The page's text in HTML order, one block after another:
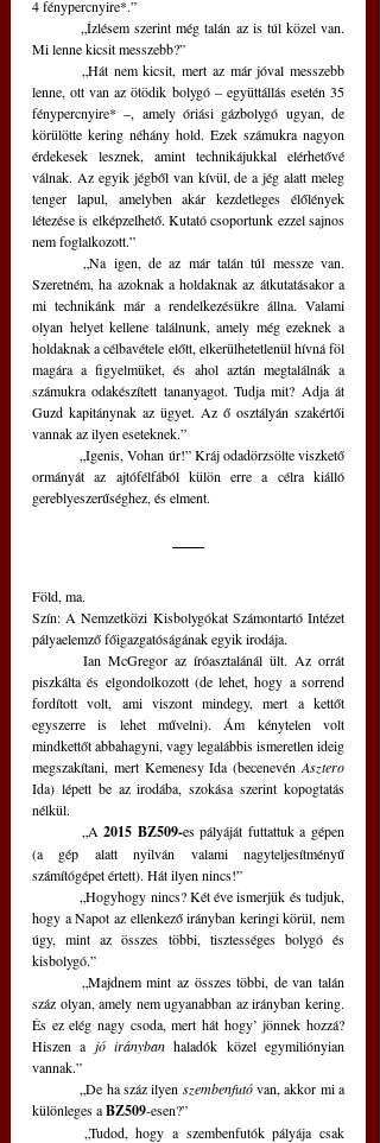
4 fénypercnyire*.”
Mi lenne kicsit messzebb?”
lenne, ott van az ötödik bolygó – együttállás esetén 35
fénypercnyire* –, amely óriási gázbolygó ugyan, de
körülötte kering néhány hold. Ezek számukra nagyon
érdekesek lesznek, amint technikájukkal elérhetővé
válnak. Az egyik jégből van kívül, de a jég alatt meleg
tenger lapul, amelyben akár kezdetleges élőlények
létezése is elképzelhető. Kutató csoportunk ezzel sajnos
nem foglalkozott.”
Szeretném, ha azoknak a holdaknak az átkutatásakor a
mi technikánk már a rendelkezésükre állna. Valami
olyan helyet kellene találnunk, amely még ezeknek a
holdaknak a célbavétele előtt, elkerülhetetlenül hívná föl
magára a figyelmüket, és ahol aztán megtalálnák a
számukra odakészített tananyagot. Tudja mit? Adja át
Guzd kapitánynak az ügyet. Az ő osztályán szakértői
vannak az ilyen eseteknek.”
ormányát az ajtófélfából külön erre a célra kiálló
gereblyeszerűséghez, és elment.
Föld, ma.
Szín: A Nemzetközi Kisbolygókat Számontartó Intézet
pályaelemző főigazgatóságának egyik irodája.
piszkálta és elgondolkozott (de lehet, hogy a sorrend
fordított volt, ami viszont mindegy, mert a kettőt
egyszerre is lehet művelni). Ám kénytelen volt
mindkettőt abbahagyni, vagy legalábbis ismeretlen ideig
megszakítani, mert Kemenesy Ida (becenevén Asztero
Ida) lépett be az irodába, szokása szerint kopogtatás
nélkül.
	„A
2015 BZ509-es pályáját futtattuk a gépen
(a gép alatt nyilván valami nagyteljesítményű
számítógépet értett). Hát ilyen nincs!”
hogy a Napot az ellenkező irányban keringi körül, nem
úgy, mint az összes többi, tisztességes bolygó és
kisbolygó.”
száz olyan, amely nem ugyanabban az irányban kering.
És ez elég nagy csoda, mert hát hogy’ jönnek hozzá?
Hiszen a jó irányban haladók közel egymiliónyian
vannak.”
	„De ha száz ilyen
szembenfutó van, akkor mi a
különleges a BZ509-esen?”